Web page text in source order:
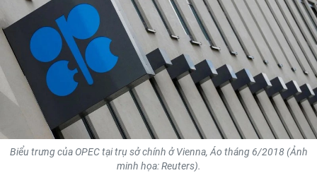
Y TẾ
KHOA HỌC - CÔNG NGHỆ
MÔI TRƯỜNG
BẠN ĐỌC
KIỂM CHỨNG THÔNG TIN
Biểu trưng của OPEC tại trụ sở chính ở Vienna, Áo tháng 6/2018 (Ảnh
minh họa: Reuters).